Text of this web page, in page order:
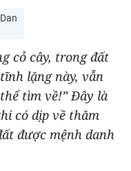
cỏ cây, trong đất
lặng này, vẫn
tìm về!” Đây là
có dịp về thăm
được mệnh danh